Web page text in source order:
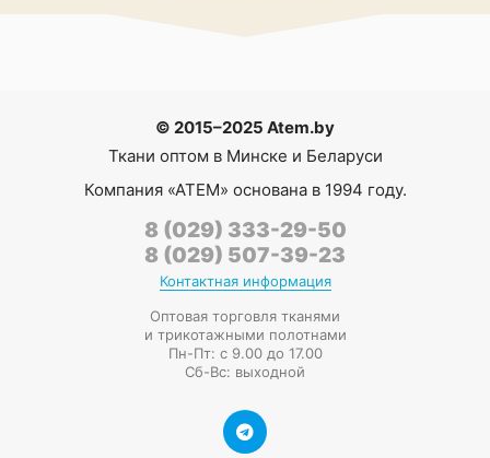
© 2015–2025 Atem.by
Ткани оптом в Минске и Беларуси
Компания «АТЕМ» основана в 1994 году.
8 (029) 333-29-50
8 (029) 507-39-23
Контактная информация
Оптовая торговля тканями
и трикотажными полотнами
Пн-Пт: с 9.00 до 17.00
Сб-Вс: выходной